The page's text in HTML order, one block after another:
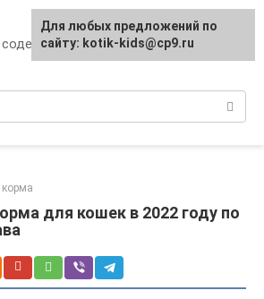
лечение,
для кошек в 2022 году по
Для любых предложений по
сайту: kotik-kids@cp9.ru